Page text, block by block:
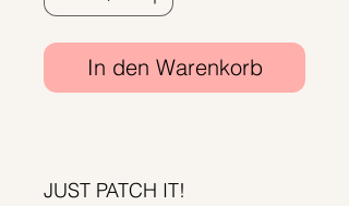
In den Warenkorb
JUST PATCH IT!